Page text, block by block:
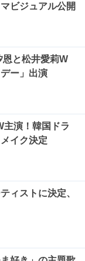
ビジュアル公開
と松井愛莉W
ー」出演
主演！韓国ドラ
イク決定
ィストに決定、